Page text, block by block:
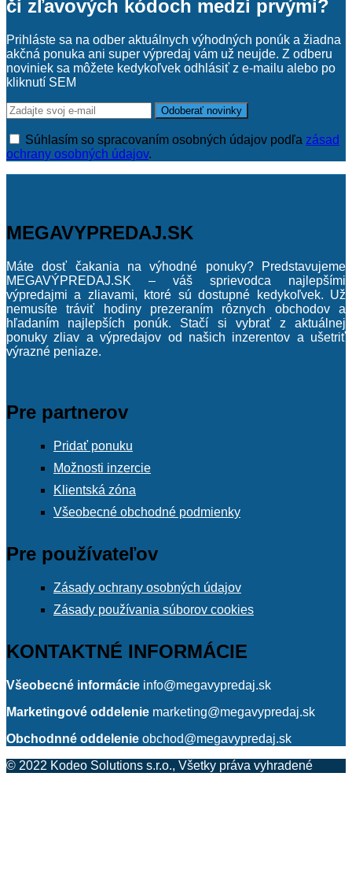
Cena do:
Farba produktu
Viac
Značka produktu
Adelle Davis(2)
Allnature (7)
Obchody :
Zobraziť (0
či zľavových kódoch medzi prvými?
Prihláste sa na odber aktuálnych výhodných ponúk a žiadna
akčná ponuka ani super výpredaj vám už neujde. Z odberu
noviniek sa môžete kedykoľvek odhlásiť z e-mailu alebo po
kliknutí SEM
Súhlasím so spracovaním osobných údajov podľa zásad
ochrany osobných údajov.
MEGAVYPREDAJ.SK
Máte dosť čakania na výhodné ponuky? Predstavujeme
MEGAVÝPREDAJ.SK – váš sprievodca najlepšími
výpredajmi a zliavami, ktoré sú dostupné kedykoľvek. Už
nemusíte tráviť hodiny prezeraním rôznych obchodov a
hľadaním najlepších ponúk. Stačí si vybrať z aktuálnej
ponuky zliav a výpredajov od našich inzerentov a ušetriť
výrazné peniaze.
Pre partnerov
Pridať ponuku
Možnosti inzercie
Klientská zóna
Všeobecné obchodné podmienky
Pre používateľov
Zásady ochrany osobných údajov
Zásady používania súborov cookies
KONTAKTNÉ INFORMÁCIE
Všeobecné informácie info@megavypredaj.sk
Marketingové oddelenie marketing@megavypredaj.sk
Obchodnné oddelenie obchod@megavypredaj.sk
© 2022 Kodeo Solutions s.r.o., Všetky práva vyhradené